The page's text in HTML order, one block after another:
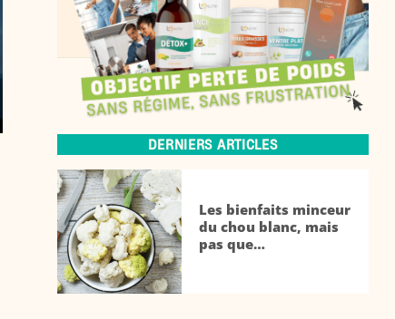
DERNIERS ARTICLES
Les bienfaits minceur
du chou blanc, mais
pas que…